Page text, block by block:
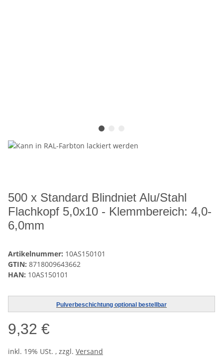
500 x Standard Blindniet Alu/Stahl
Flachkopf 5,0x10 - Klemmbereich: 4,0-
6,0mm
Artikelnummer: 10AS150101
GTIN: 8718009643662
HAN: 10AS150101
Pulverbeschichtung optional bestellbar
9,32 €
inkl. 19% USt. , zzgl. Versand